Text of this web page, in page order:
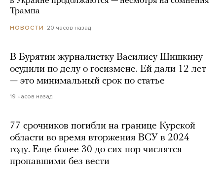
Трампа
НОВОСТИ 20 часов назад
В Бурятии журналистку Василису Шишкину
осудили по делу о госизмене. Ей дали 12 лет
— это минимальный срок по статье
19 часов назад
77 срочников погибли на границе Курской
области во время вторжения ВСУ в 2024
году. Еще более 30 до сих пор числятся
пропавшими без вести